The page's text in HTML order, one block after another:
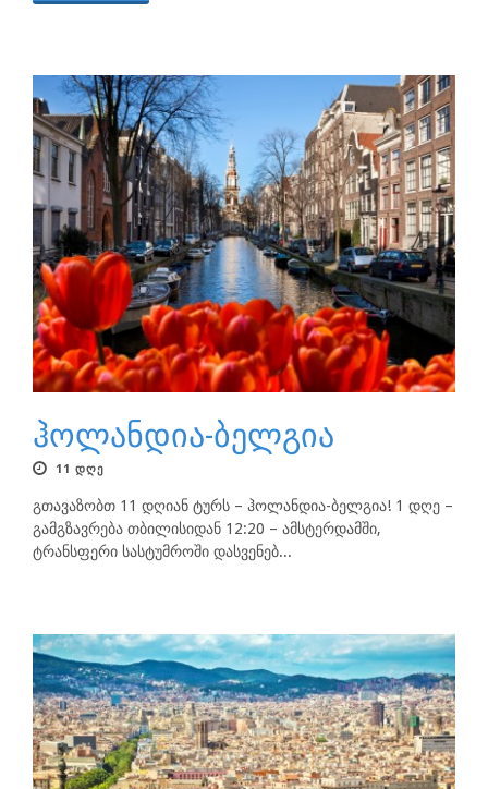
ჰოლანდია-ბელგია
11 ᲓᲦᲔ
გთავაზობთ 11 დღიან ტურს – ჰოლანდია-ბელგია! 1 დღე –
გამგზავრება თბილისიდან 12:20 – ამსტერდამში,
ტრანსფერი სასტუმროში დასვენებ...